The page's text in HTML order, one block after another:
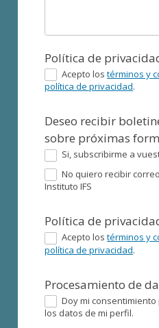
Política de
Acepto lostérminos y
política de privacidad.
Deseo recibir
sobre próximas
Si, subscribirme a
No quiero recibir
Instituto IFS
Política de
Acepto lostérminos y
política de privacidad.
Procesamiento de
Doy mi
los datos de mi perfil.